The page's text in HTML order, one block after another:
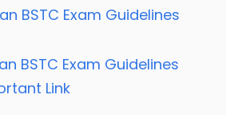
BSTC Exam Guidelines
BSTC Exam Guidelines
Link